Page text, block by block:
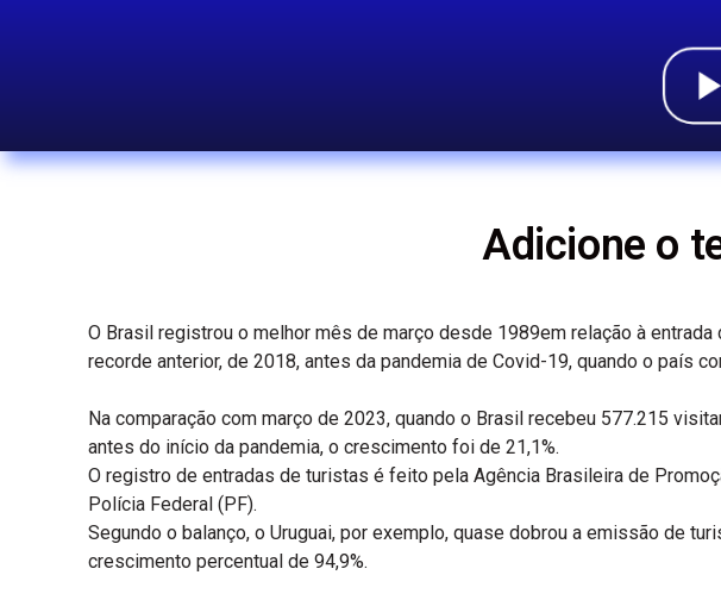
Adicione o
O Brasil registrou o melhor mês de março desde 1989em relação à
recorde anterior, de 2018, antes da pandemia de Covid-19, quando o país
Na comparação com março de 2023, quando o Brasil recebeu 577.215
antes do início da pandemia, o crescimento foi de 21,1%.
O registro de entradas de turistas é feito pela Agência Brasileira de
Polícia Federal (PF).
Segundo o balanço, o Uruguai, por exemplo, quase dobrou a emissão de
crescimento percentual de 94,9%.